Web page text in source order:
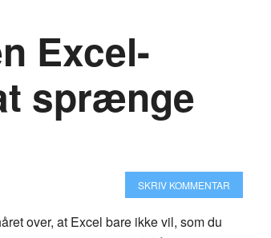
Excel-
sprænge
SKRIV KOMMENTAR
over, at Excel bare ikke vil, som du